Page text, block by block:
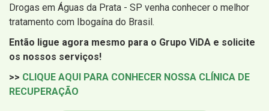
Drogas em Águas da Prata - SP venha conhecer o melhor
tratamento com Ibogaína do Brasil.
Então ligue agora mesmo para o Grupo ViDA e solicite
os nossos serviços!
>> CLIQUE AQUI PARA CONHECER NOSSA CLÍNICA DE
RECUPERAÇÃO